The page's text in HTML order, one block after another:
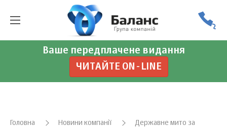
Ваше передплачене видання
ЧИТАЙТЕ ON-LINE
Головна Новини компанії
Державне мито за